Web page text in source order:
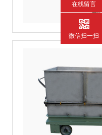
在线留言
微信扫一扫